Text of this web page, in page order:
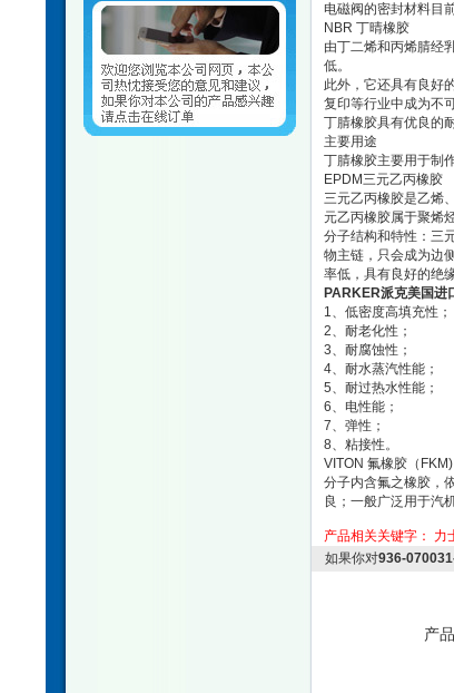
电磁阀的密封材料目
NBR 丁晴橡胶
由丁二烯和丙烯腈经
低。
此外，它还具有良好
复印等行业中成为不
丁腈橡胶具有优良的
主要用途
丁腈橡胶主要用于制
EPDM三元乙丙橡胶
三元乙丙橡胶是乙烯
元乙丙橡胶属于聚烯
分子结构和特性：三
物主链，只会成为边
率低，具有良好的绝缘
PARKER派克美国进
1、低密度高填充性；
2、耐老化性；
3、耐腐蚀性；
4、耐水蒸汽性能；
5、耐过热水性能；
6、电性能；
7、弹性；
8、粘接性。
VITON 氟橡胶（FKM)
分子内含氟之橡胶，
良；一般广泛用于汽
产品相关关键字： 力
如果你对936-
产品